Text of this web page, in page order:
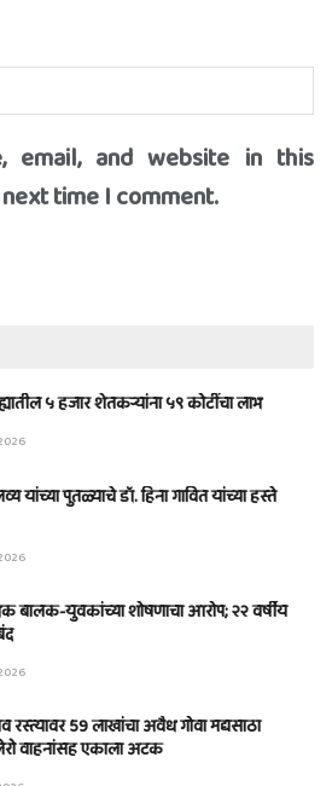
email, and website in this
time I comment.
५ हजार शेतकऱ्यांना ५९ कोटींचा लाभ
यांच्या पुतळ्याचे डॉ. हिना गावित यांच्या हस्ते
बालक-युवकांच्या शोषणाचा आरोप; २२ वर्षीय
रस्त्यावर 59 लाखांचा अवैध गोवा मद्यसाठा
वाहनांसह एकाला अटक